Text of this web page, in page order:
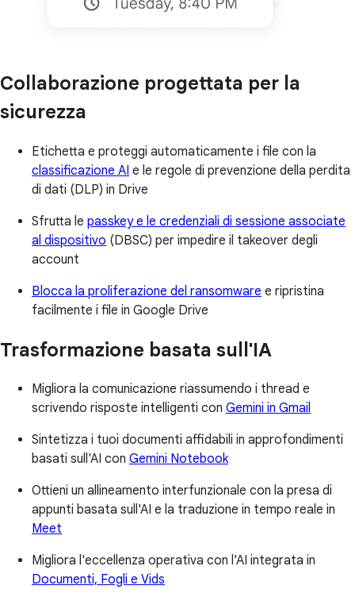
Collaborazione progettata per la
sicurezza
Etichetta e proteggi automaticamente i file con la
classificazione AI e le regole di prevenzione della perdita
di dati (DLP) in Drive
Sfrutta le passkey e le credenziali di sessione associate
al dispositivo (DBSC) per impedire il takeover degli
account
Blocca la proliferazione del ransomware e ripristina
facilmente i file in Google Drive
Trasformazione basata sull'IA
Migliora la comunicazione riassumendo i thread e
scrivendo risposte intelligenti con Gemini in Gmail
Sintetizza i tuoi documenti affidabili in approfondimenti
basati sull'AI con Gemini Notebook
Ottieni un allineamento interfunzionale con la presa di
appunti basata sull'AI e la traduzione in tempo reale in
Meet
Migliora l'eccellenza operativa con l'AI integrata in
Documenti, Fogli e Vids